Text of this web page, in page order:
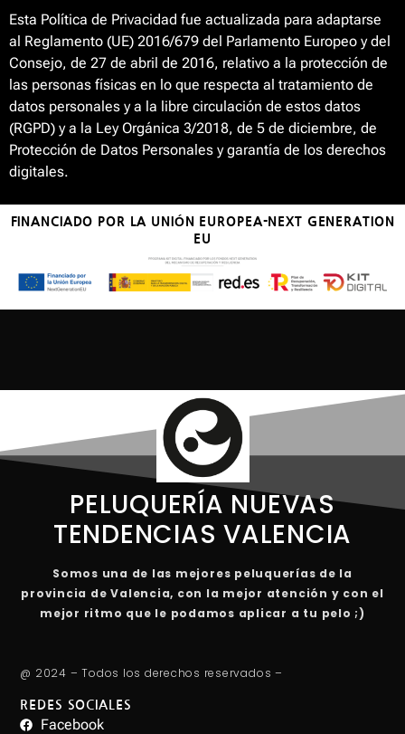
Esta Política de Privacidad fue actualizada para adaptarse
al Reglamento (UE) 2016/679 del Parlamento Europeo y del
Consejo, de 27 de abril de 2016, relativo a la protección de
las personas físicas en lo que respecta al tratamiento de
datos personales y a la libre circulación de estos datos
(RGPD) y a la Ley Orgánica 3/2018, de 5 de diciembre, de
Protección de Datos Personales y garantía de los derechos
digitales.
FINANCIADO POR LA UNIÓN EUROPEA-NEXT GENERATION
EU
PELUQUERÍA NUEVAS
TENDENCIAS VALENCIA
Somos una de las mejores peluquerías de la
provincia de Valencia, con la mejor atención y con el
mejor ritmo que le podamos aplicar a tu pelo ;)
@ 2024 – Todos los derechos reservados –
REDES SOCIALES
Facebook